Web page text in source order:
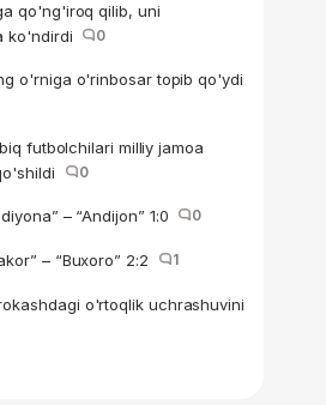
qo'ng'iroq qilib, uni
ko'ndirdi
0
o'rniga o'rinbosar topib qo'ydi
futbolchilari milliy jamoa
0
– “Andijon” 1:0 0
– “Buxoro” 2:2 1
o'rtoqlik uchrashuvini